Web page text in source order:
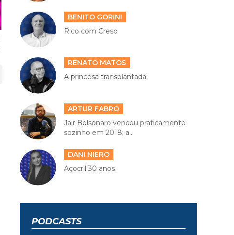
BENITO GORINI
Rico com Creso
RENATO MATOS
A princesa transplantada
ARTUR FABRO
Jair Bolsonaro venceu praticamente
sozinho em 2018; a...
DANI NIERO
Açocril 30 anos
PODCASTS